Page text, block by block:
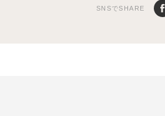
SNSでSHARE